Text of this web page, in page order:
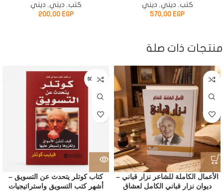
كتب, ديني, ديني
570,00 EGP
كتب, ديني, ديني
200,00 EGP
منتجات ذات صلة
الأعمال الكاملة للشاعر نزار قباني –
ديوان نزار قباني الكامل لعشاق
SOLD OUT
كتاب كوتلر يتحدث عن التسويق –
أشهر كتب التسويق واستراتيجيات